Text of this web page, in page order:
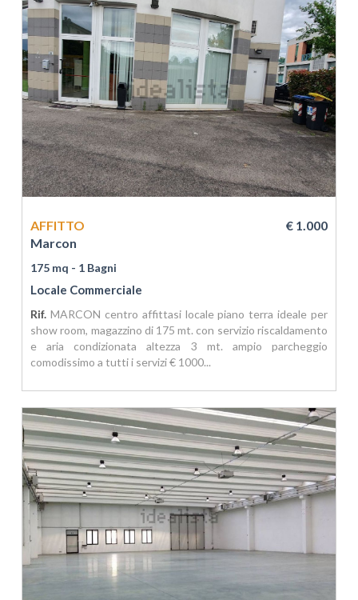
AFFITTO
€ 1.000
Marcon
175 mq - 1 Bagni
Locale Commerciale
Rif. MARCON centro affittasi locale piano terra ideale per
show room, magazzino di 175 mt. con servizio riscaldamento
e aria condizionata altezza 3 mt. ampio parcheggio
comodissimo a tutti i servizi € 1000...